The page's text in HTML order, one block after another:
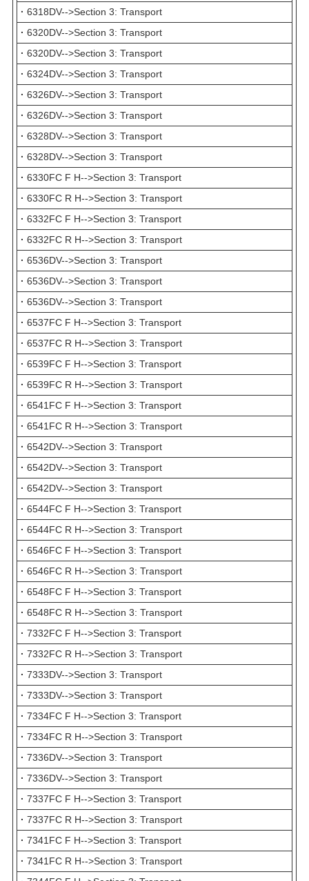
· 6318DV-->Section 3: Transport
· 6320DV-->Section 3: Transport
· 6320DV-->Section 3: Transport
· 6324DV-->Section 3: Transport
· 6326DV-->Section 3: Transport
· 6326DV-->Section 3: Transport
· 6328DV-->Section 3: Transport
· 6328DV-->Section 3: Transport
· 6330FC F H-->Section 3: Transport
· 6330FC R H-->Section 3: Transport
· 6332FC F H-->Section 3: Transport
· 6332FC R H-->Section 3: Transport
· 6536DV-->Section 3: Transport
· 6536DV-->Section 3: Transport
· 6536DV-->Section 3: Transport
· 6537FC F H-->Section 3: Transport
· 6537FC R H-->Section 3: Transport
· 6539FC F H-->Section 3: Transport
· 6539FC R H-->Section 3: Transport
· 6541FC F H-->Section 3: Transport
· 6541FC R H-->Section 3: Transport
· 6542DV-->Section 3: Transport
· 6542DV-->Section 3: Transport
· 6542DV-->Section 3: Transport
· 6544FC F H-->Section 3: Transport
· 6544FC R H-->Section 3: Transport
· 6546FC F H-->Section 3: Transport
· 6546FC R H-->Section 3: Transport
· 6548FC F H-->Section 3: Transport
· 6548FC R H-->Section 3: Transport
· 7332FC F H-->Section 3: Transport
· 7332FC R H-->Section 3: Transport
· 7333DV-->Section 3: Transport
· 7333DV-->Section 3: Transport
· 7334FC F H-->Section 3: Transport
· 7334FC R H-->Section 3: Transport
· 7336DV-->Section 3: Transport
· 7336DV-->Section 3: Transport
· 7337FC F H-->Section 3: Transport
· 7337FC R H-->Section 3: Transport
· 7341FC F H-->Section 3: Transport
· 7341FC R H-->Section 3: Transport